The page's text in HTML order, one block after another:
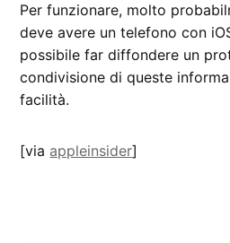
Per funzionare, molto
deve avere un telefono con
possibile far diffondere un
condivisione di queste
facilità.
[via appleinsider]